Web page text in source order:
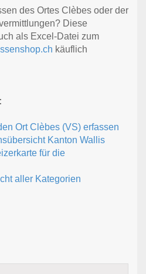
des Ortes Clèbes oder der
Diese
als Excel-Datei zum
käuflich
Ort Clèbes (VS) erfassen
Kanton Wallis
für die
aller Kategorien